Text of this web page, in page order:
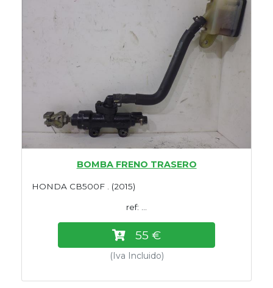
BOMBA FRENO TRASERO
HONDA CB500F . (2015)
ref: ...
55 €
(Iva Incluido)